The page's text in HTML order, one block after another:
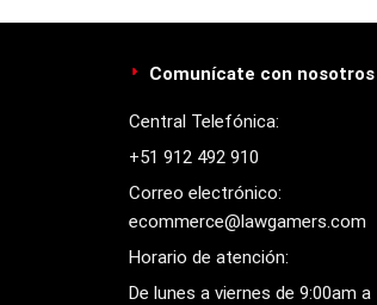
Comunícate con nosotros
Central Telefónica:
+51 912 492 910
Correo electrónico:
ecommerce@lawgamers.com
Horario de atención:
De lunes a viernes de 9:00am a